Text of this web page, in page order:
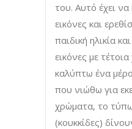
του. Αυτό έχει να
εικόνες και
παιδική ηλικία
εικόνες με
καλύπτω ένα
που νιώθω για
χρώματα, το
(κουκκίδες)